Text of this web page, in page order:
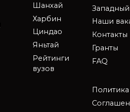
Шанхай
Харбин
Циндао
Яньтай
Рейтинги
вузов
Наши
Контакты
Гранты
FAQ